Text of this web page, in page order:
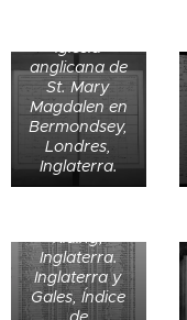
iglesia
anglicana de
St. Mary
Magdalen en
Bermondsey,
Londres,
Inglaterra.
Defunción de
Rebecca
Jackson (82)
en 1896 en
Riding,
Inglaterra.
Inglaterra y
Gales, Índice
Charles
Dancer de 50
años en Unity